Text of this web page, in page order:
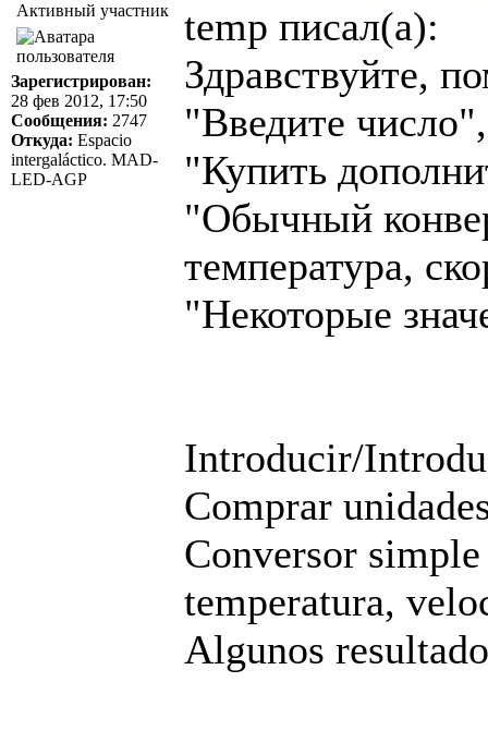
Активный участник
Зарегистрирован:
28 фев 2012, 17:50
Сообщения: 2747
Откуда: Espacio
intergaláctico. MAD-
LED-AGP
temp писал(а):
Здравствуйте,
"Введите число",
"Купить
"Обычный
температура,
"Некоторые
Introducir/
Comprar
Conversor
temperatura,
Algunos